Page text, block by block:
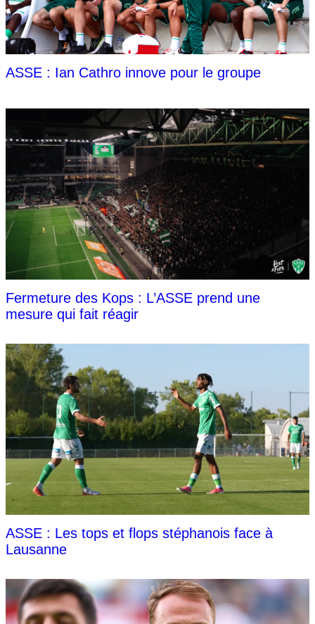
ASSE : Ian Cathro innove pour le groupe
Fermeture des Kops : L’ASSE prend une
mesure qui fait réagir
ASSE : Les tops et flops stéphanois face à
Lausanne